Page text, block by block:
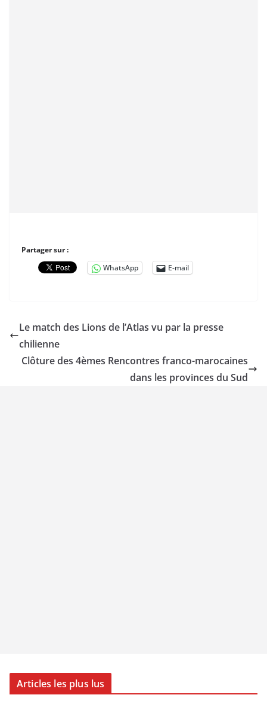
Partager sur :
WhatsApp
E-mail
Le match des Lions de l’Atlas vu par la presse
chilienne
Clôture des 4èmes Rencontres franco-marocaines
dans les provinces du Sud
Articles les plus lus